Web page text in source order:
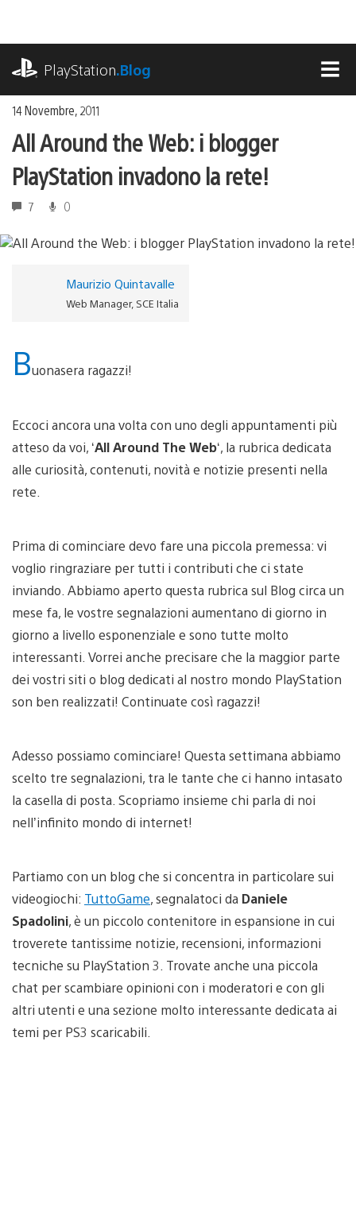
contenuto
PlayStation.Blog
14 Novembre, 2011
All Around the Web: i blogger
PlayStation invadono la rete!
7 0
Maurizio Quintavalle
Web Manager, SCE Italia
Buonasera ragazzi!
Eccoci ancora una volta con uno degli appuntamenti più
atteso da voi, ‘All Around The Web‘, la rubrica dedicata
alle curiosità, contenuti, novità e notizie presenti nella
rete.
Prima di cominciare devo fare una piccola premessa: vi
voglio ringraziare per tutti i contributi che ci state
inviando. Abbiamo aperto questa rubrica sul Blog circa un
mese fa, le vostre segnalazioni aumentano di giorno in
giorno a livello esponenziale e sono tutte molto
interessanti. Vorrei anche precisare che la maggior parte
dei vostri siti o blog dedicati al nostro mondo PlayStation
son ben realizzati! Continuate così ragazzi!
Adesso possiamo cominciare! Questa settimana abbiamo
scelto tre segnalazioni, tra le tante che ci hanno intasato
la casella di posta. Scopriamo insieme chi parla di noi
nell’infinito mondo di internet!
Partiamo con un blog che si concentra in particolare sui
videogiochi: TuttoGame, segnalatoci da Daniele
Spadolini, è un piccolo contenitore in espansione in cui
troverete tantissime notizie, recensioni, informazioni
tecniche su PlayStation 3. Trovate anche una piccola
chat per scambiare opinioni con i moderatori e con gli
altri utenti e una sezione molto interessante dedicata ai
temi per PS3 scaricabili.